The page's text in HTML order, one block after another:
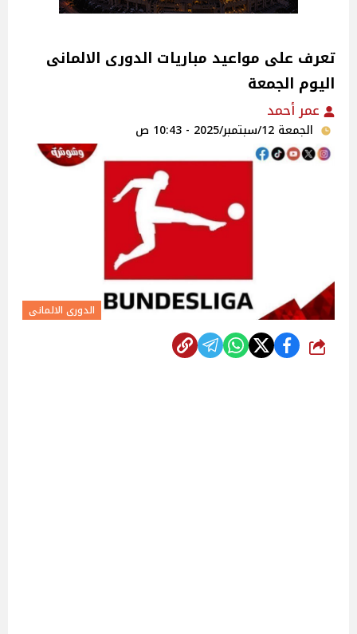
تعرف على مواعيد مباريات الدورى الالمانى
اليوم الجمعة
عمر أحمد
الجمعة 12/سبتمبر/2025 - 10:43 ص
الدورى الالمانى
شارك